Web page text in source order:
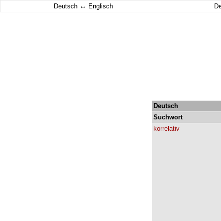
Deutsch ↔ Englisch
Deutsch
Suchwort
korrelativ